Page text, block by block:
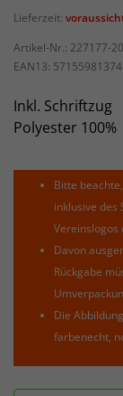
Lieferzeit:
Artikel-Nr.: 227177-
EAN13:
Inkl. Schriftzug
Polyester 100%
Bitte
inklusive des
Vereinslogos
Davon
Rückgabe
Die
farbenecht,